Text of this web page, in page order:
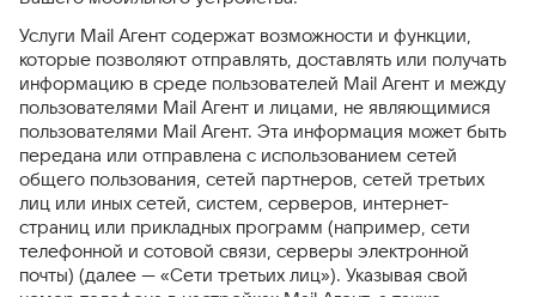
Услуги Mail Агент содержат возможности и функции,
которые позволяют отправлять, доставлять или получать
информацию в среде пользователей Mail Агент и между
пользователями Mail Агент и лицами, не являющимися
пользователями Mail Агент. Эта информация может быть
передана или отправлена с использованием сетей
общего пользования, сетей партнеров, сетей третьих
лиц или иных сетей, систем, серверов, интернет-
страниц или прикладных программ (например, сети
телефонной и сотовой связи, серверы электронной
почты) (далее — «Сети третьих лиц»). Указывая свой